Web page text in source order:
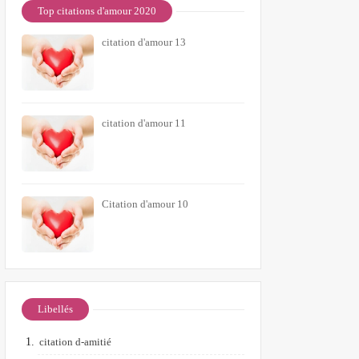
Top citations d'amour 2020
citation d'amour 13
citation d'amour 11
Citation d'amour 10
Libellés
citation d-amitié